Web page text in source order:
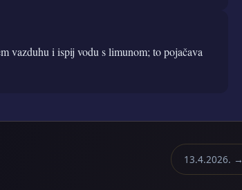
vazduhu i ispij vodu s limunom; to pojačava
13.4.2026. →